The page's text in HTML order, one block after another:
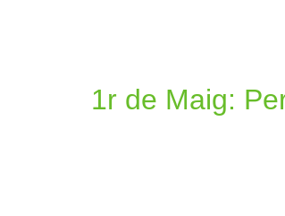
1r de Maig: